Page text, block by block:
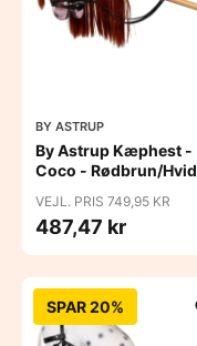
BY ASTRUP
By Astrup Kæphest -
Coco - Rødbrun/Hvid
VEJL. PRIS 749,95 KR
487,47 kr
SPAR 20%